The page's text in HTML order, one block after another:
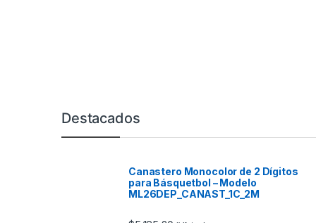
Marcas De Carrusel
Destacados
Canastero Monocolor de 2 Dígitos
para Básquetbol – Modelo
ML26DEP_CANAST_1C_2M